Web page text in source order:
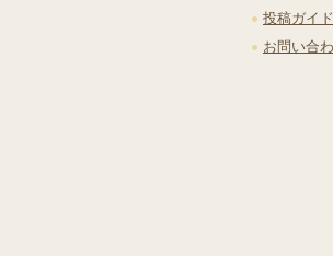
投稿ガイ
お問い合